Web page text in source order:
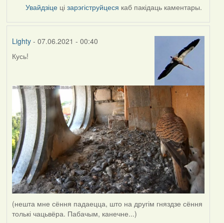
Увайдзіце цізарэгіструйцеся каб пакідаць каментары.
Lighty- 07.06.2021 - 00:40
Кусь!
(нешта мне сёння падаецца, што на другім гняздзе сёння
толькі чацьвёра. Пабачым, канечне...)